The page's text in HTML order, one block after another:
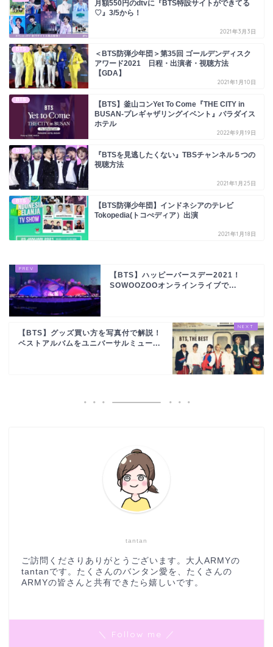
月額550円のdtvに『BTS特設サイトができてる
♡』3/5から！
2021年3月3日
BTS
＜BTS防弾少年団＞第35回 ゴールデンディスク
アワード2021 日程・出演者・視聴方法
【GDA】
2021年1月10日
BTS
【BTS】釜山コンYet To Come『THE CITY in
BUSAN-プレギャザリングイベント』パラダイス
ホテル
2022年9月19日
BTS
『BTSを見逃したくない』TBSチャンネル５つの
視聴方法
2021年1月25日
BTS
【BTS防弾少年団】インドネシアのテレビ
Tokopedia(トコぺディア）出演
2021年1月18日
【BTS】ハッピーバースデー2021！
SOWOOZOOオンラインライブで...
【BTS】グッズ買い方を写真付で解説！
ベストアルバムをユニバーサルミュー...
tantan
ご訪問くださりありがとうございます。大人ARMYの
tantanです。たくさんのバンタン愛を、たくさんの
ARMYの皆さんと共有できたら嬉しいです。
＼ Follow me ／